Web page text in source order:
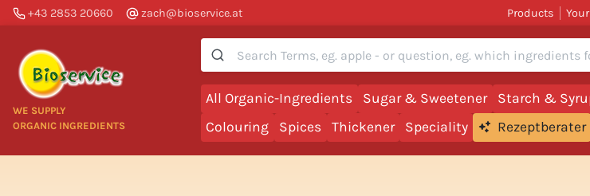
+43 2853 20660 zach@bioservice.at Products
WE SUPPLY
ORGANIC INGREDIENTS
Suche
All Organic-Ingredients Sugar & Sweetener Starch &
Colouring
Spices Thickener Speciality Rezeptberater